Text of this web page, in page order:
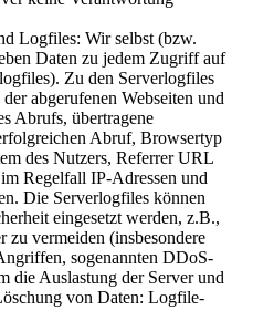
Logfiles: Wir selbst (bzw.
Daten zu jedem Zugriff auf
Zu den Serverlogfiles
abgerufenen Webseiten und
Abrufs, übertragene
Abruf, Browsertyp
des Nutzers, Referrer URL
Regelfall IP-Adressen und
Die Serverlogfiles können
eingesetzt werden, z.B.,
zu vermeiden (insbesondere
sogenannten DDoS-
die Auslastung der Server und
von Daten: Logfile-